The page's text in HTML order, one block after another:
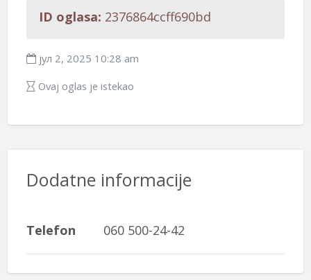
ID oglasa: 2376864ccff690bd
јул 2, 2025 10:28 am
Ovaj oglas je istekao
Dodatne informacije
Telefon 060 500-24-42